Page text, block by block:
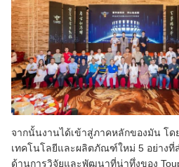
จากนั้นงานได้เข้าสู่ภาคหลักของมัน โด
เทคโนโลยีและผลิตภัณฑ์ใหม่ 5 อย่างที่
ด้านการวิจัยและพัฒนาที่น่าทึ่งของ